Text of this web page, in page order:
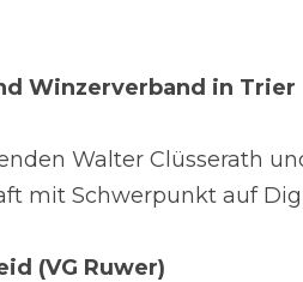
Winzerverband in Trier
Walter Clüsserath
mit Schwerpunkt auf
(VG Ruwer)